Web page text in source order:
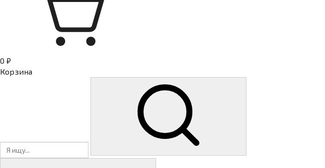
0 ₽
Корзина